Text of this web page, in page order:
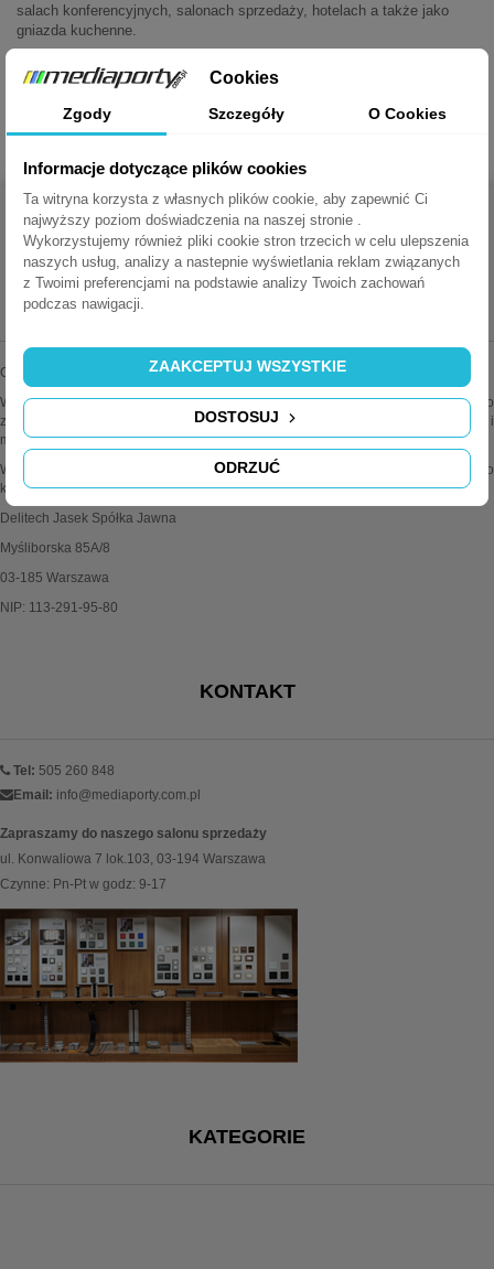
salach konferencyjnych, salonach sprzedaży, hotelach a także jako
gniazda kuchenne.
Mediaporty Schulte EVOline zostały objęte międzynarodowymi
patentami. Zostały uhonorowane nagrodą "Reddot award"
potwierdzającą wysoki poziom funkcjonalności i elegancki wygląd.
MEDIAPORTY.COM.PL
Oferujemy najwyższej jakości mediaporty wiodących marek.
Wszystkie oferowane przez nas produkty są oryginalne i sprawdzone. Dodatkowo
zapewniamy fachową pomoc techniczną i doradztwo w sprawach instalacji i
montażu.
Wiele produktów można konfigurować wg własnych potrzeb. Zapraszamy do
kontaktu z działem obsługi klienta po więcej informacji.
Delitech Jasek Spółka Jawna
Myśliborska 85A/8
03-185 Warszawa
NIP: 113-291-95-80
KONTAKT
Tel: 505 260 848
Email: info@mediaporty.com.pl
Zapraszamy do naszego salonu sprzedaży
ul. Konwaliowa 7 lok.103, 03-194 Warszawa
Czynne: Pn-Pt w godz: 9-17
KATEGORIE
Cookies
Zgody Szczegóły O Cookies
Informacje dotyczące plików cookies
Ta witryna korzysta z własnych plików cookie, aby zapewnić Ci
najwyższy poziom doświadczenia na naszej stronie .
Wykorzystujemy również pliki cookie stron trzecich w celu ulepszenia
naszych usług, analizy a nastepnie wyświetlania reklam związanych
z Twoimi preferencjami na podstawie analizy Twoich zachowań
podczas nawigacji.
ODRZUĆ
DOSTOSUJ
ZAAKCEPTUJ WSZYSTKIE